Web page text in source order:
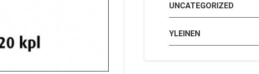
UNCATEGORIZED
YLEINEN